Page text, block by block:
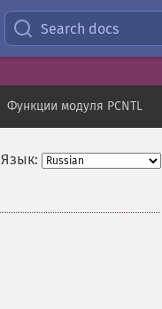
Search docs
Функции модуля PCNTL
Язык: